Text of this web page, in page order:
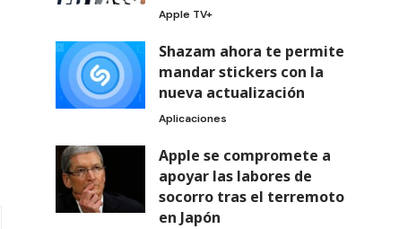
Apple TV+
Shazam ahora te permite
mandar stickers con la
nueva actualización
Aplicaciones
Apple se compromete a
apoyar las labores de
socorro tras el terremoto
en Japón